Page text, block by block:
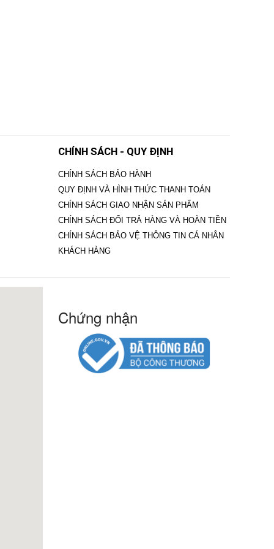
CHÍNH SÁCH - QUY ĐỊNH
CHÍNH SÁCH BẢO HÀNH
QUY ĐỊNH VÀ HÌNH THỨC THANH TOÁN
CHÍNH SÁCH GIAO NHẬN SẢN PHẨM
CHÍNH SÁCH ĐỔI TRẢ HÀNG VÀ HOÀN TIỀN
CHÍNH SÁCH BẢO VỆ THÔNG TIN CÁ NHÂN
KHÁCH HÀNG
Chứng nhận